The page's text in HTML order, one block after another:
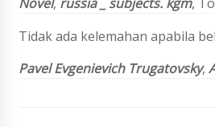
Novel, russia _ subjects. kgm,
Tidak ada kelemahan apabila
Pavel Evgenievich Trugatovsky,